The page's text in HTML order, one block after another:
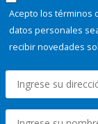
Acepto los términos
datos personales
recibir novedades